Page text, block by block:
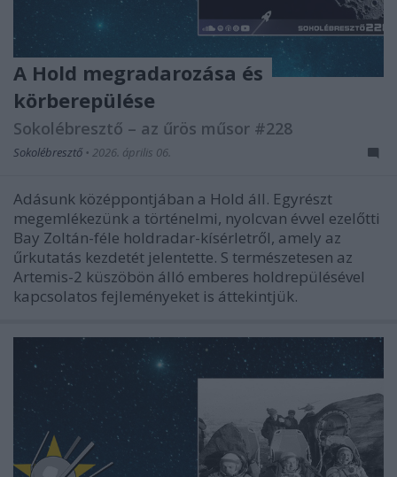
A Hold megradarozása és
körberepülése
Sokolébresztő – az űrös műsor #228
Sokolébresztő • 2026. április 06.
Adásunk középpontjában a Hold áll. Egyrészt
megemlékezünk a történelmi, nyolcvan évvel ezelőtti
Bay Zoltán-féle holdradar-kísérletről, amely az
űrkutatás kezdetét jelentette. S természetesen az
Artemis-2 küszöbön álló emberes holdrepülésével
kapcsolatos fejleményeket is áttekintjük.